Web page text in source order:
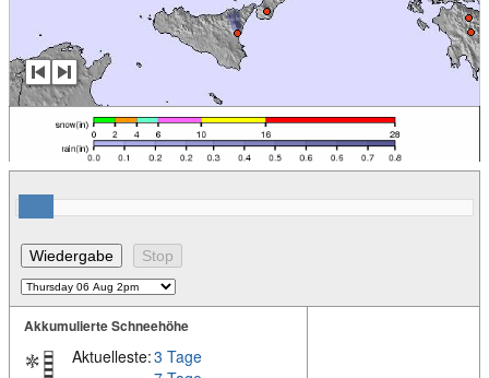
Akkumulierte Schneehöhe
Aktuelleste:3 Tage